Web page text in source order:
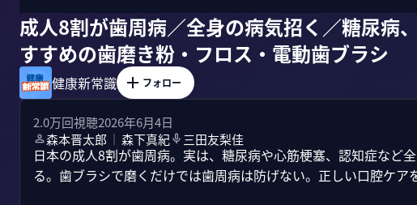
成人8割が歯周病／全身の病気招く／糖尿病
すすめの歯磨き粉・フロス・電動歯ブラシ
健康新常識 フォロー
2.0万回視聴2026年6月4日
森本晋太郎 ｜ 森下真紀 三田友梨佳
日本の成人8割が歯周病。実は、糖尿病や心筋梗塞、認知症など
る。歯ブラシで磨くだけでは歯周病は防げない。正しい口腔ケア